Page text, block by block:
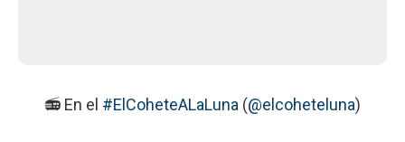
📻 En el #ElCoheteALaLuna (@elcoheteluna)